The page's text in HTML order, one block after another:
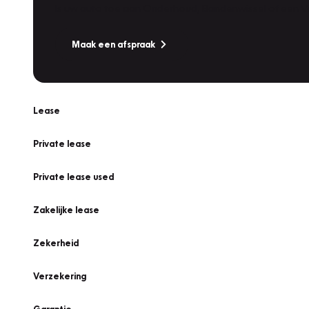
Maak een afspraak
Lease
Private lease
Private lease used
Zakelijke lease
Zekerheid
Verzekering